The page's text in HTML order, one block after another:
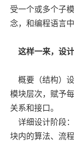
受一个或多个子
念，和编程语言
这样一来，设
概要（结构）
模块层次，赋予
关系和接口。
详细设计阶段
块内的算法、流程